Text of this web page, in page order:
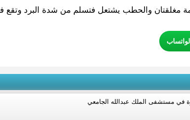
مغلقتان والحطب يشتعل فتسلم من شدة البرد